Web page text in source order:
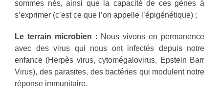
sommes nés, ainsi que la capacité de ces gènes à
s’exprimer (c’est ce que l’on appelle l’épigénétique) ;
Le terrain microbien : Nous vivons en permanence
avec des virus qui nous ont infectés depuis notre
enfance (Herpès virus, cytomégalovirus, Epstein Barr
Virus), des parasites, des bactéries qui modulent notre
réponse immunitaire.